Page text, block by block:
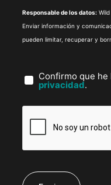
Responsable de los datos:
Enviar información y
pueden limitar, recuperar y
Confirmo que
privacidad.